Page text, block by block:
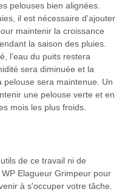
pelouses bien alignées.
il est nécessaire d'ajouter
maintenir la croissance
la saison des pluies.
l’eau du puits restera
sera diminuée et la
pelouse sera maintenue. Un
une pelouse verte et en
mois les plus froids.
de ce travail ni de
Elagueur Grimpeur pour
à s'occuper votre tâche.